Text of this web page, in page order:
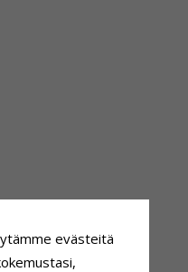
evästeitä